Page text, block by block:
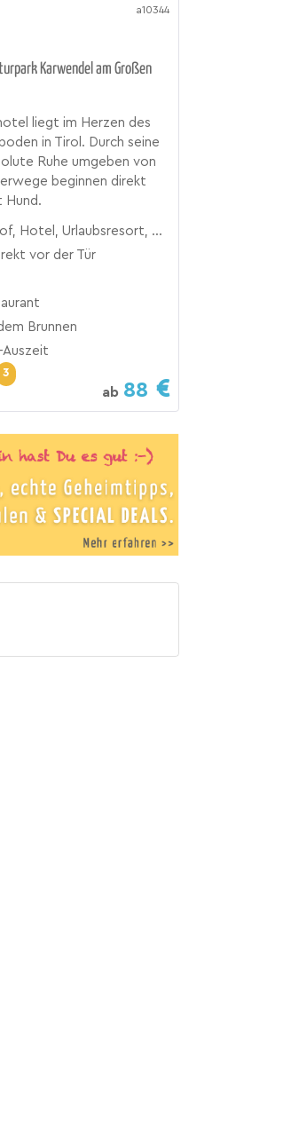
a10344
Karwendel am Großen
liegt im Herzen des
in Tirol. Durch seine
Ruhe umgeben von
beginnen direkt
Hund.
Urlaubsresort, Zimmer
vor der Tür
Brunnen
Auszeit
3
ab 88